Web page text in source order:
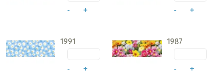
+
- +
-
1991
+
-
1987
+
-